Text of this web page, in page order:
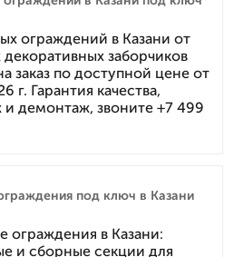
ограждений в Казани от
заборчиков
заказ по доступной цене от
г. Гарантия качества,
демонтаж, звоните +7 499
под ключ в Казани
ограждения в Казани:
и сборные секции для